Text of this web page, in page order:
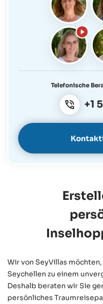
Telefonische
+1
Wir von SeyVillas
Seychellen zu einem
Deshalb beraten wir Sie
persönliches